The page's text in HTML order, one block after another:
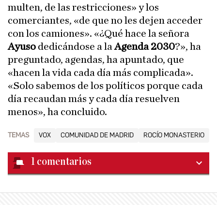
multen, de las restricciones» y los
comerciantes, «de que no les dejen acceder
con los camiones». «¿Qué hace la señora
Ayuso dedicándose a la Agenda 2030?», ha
preguntado, agendas, ha apuntado, que
«hacen la vida cada día más complicada».
«Solo sabemos de los políticos porque cada
día recaudan más y cada día resuelven
menos», ha concluido.
TEMAS VOX COMUNIDAD DE MADRID ROCÍO MONASTERIO
1 comentarios